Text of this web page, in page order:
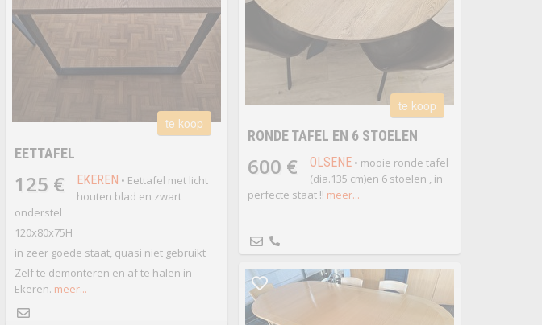
te koop
RONDE TAFEL EN 6 STOELEN
600 € OLSENE • mooie ronde tafel
(dia.135 cm)en 6 stoelen , in
perfecte staat !! meer...
te koop
EETTAFEL
125 € EKEREN • Eettafel met licht
houten blad en zwart
onderstel
120x80x75H
in zeer goede staat, quasi niet gebruikt
Zelf te demonteren en af te halen in
Ekeren. meer...